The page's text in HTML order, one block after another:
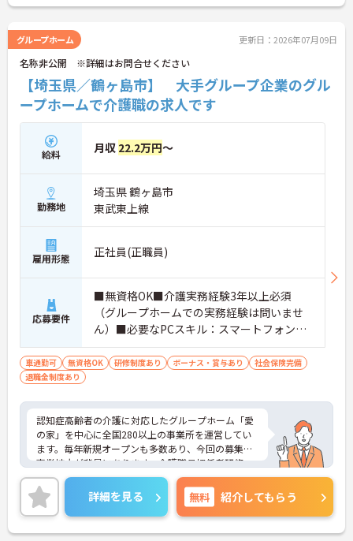
グループホーム 更新日：2026年07月09日
名称非公開 ※詳細はお問合せください
【埼玉県／鶴ヶ島市】 大手グループ企業のグル
ープホームで介護職の求人です
給料 月収 22.2万円～
勤務地
埼玉県 鶴ヶ島市
東武東上線
雇用形態 正社員(正職員)
応募要件
■無資格OK■介護実務経験3年以上必須
（グループホームでの実務経験は問いませ
ん）■必要なPCスキル：スマートフォンで
のデータの入力が必須
車通勤可 無資格OK 研修制度あり ボーナス・賞与あり
社会保険完備
退職金制度あり
認知症高齢者の介護に対応したグループホーム「愛
の家」を中心に全国280以上の事業所を運営してい
ます。毎年新規オープンも多数あり、今回の募集は
事業拡大が背景にあります。介護職員初任者研修、
介護支援専門員、タクティールケアなどの資格取得
のサポートあり！現場を最大限サポートするため
に、教育・研修・採用を専門とする部署や、コンプ
ライアンスを推進する部署があり、グループ企業を
含めた柔軟かつ強固なバックアップがあります。ご
詳細を見る 無料 紹介してもらう